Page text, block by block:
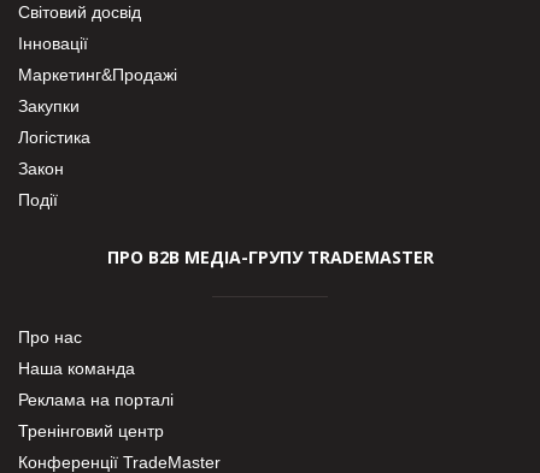
Світовий досвід
Інновації
Маркетинг&Продажі
Закупки
Логістика
Закон
Події
ПРО В2В МЕДІА-ГРУПУ TRADEMASTER
Про нас
Наша команда
Реклама на порталі
Тренінговий центр
Конференції TradeMaster